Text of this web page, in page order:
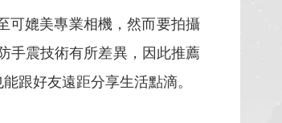
媲美專業相機，然而要拍攝
手震技術有所差異，因此推薦
跟好友遠距分享生活點滴。